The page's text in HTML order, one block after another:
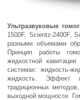
Ультразвуковые
1500F, Scientz-2400F,
разными объемами
Принцип работы
жидкостной
системах: жидкость-
жидкость. Эффект
традиционных
выходной мощности.